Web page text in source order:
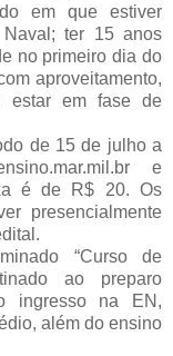
em que estiver
ter 15 anos
no primeiro dia do
aproveitamento,
estar em fase de
de 15 de julho a
e
é de R$ 20. Os
presencialmente
“Curso de
ao preparo
ingresso na EN,
além do ensino